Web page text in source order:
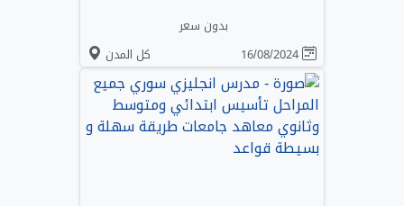
بدون سعر
كل المدن